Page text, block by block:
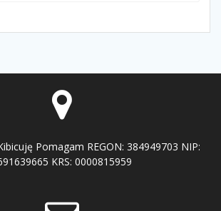
Pomagam REGON: 384949703 NIP:
KRS: 0000815959